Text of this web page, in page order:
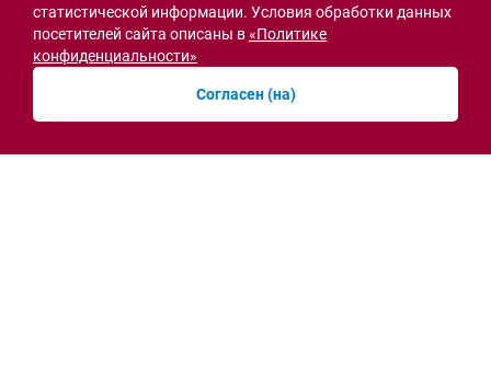
статистической информации. Условия обработки данных
посетителей сайта описаны в«Политике
конфиденциальности»
Согласен (на)